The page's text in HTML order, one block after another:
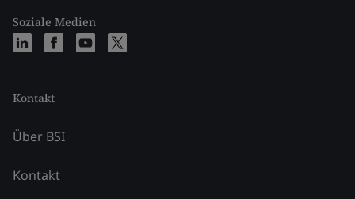
Soziale Medien
Kontakt
Über BSI
Kontakt